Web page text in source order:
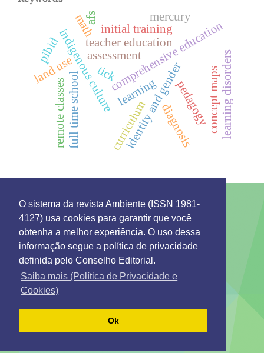
O sistema da revista Ambiente (ISSN 1981-
4127) usa cookies para garantir que você
obtenha a melhor experiência. O uso dessa
informação segue a política de privacidade
definida pelo Conselho Editorial.
Saiba mais (Política de Privacidade e
Cookies)
Ok
indigenous cultureidentity and gender
comprehensive education
full time school
teacher education
land use tick
pibid
pedagogy
remote classes
initial training
concept maps
learning
math
diagnosis learning disorders
assessment
curriculum
afs mercury
This work is licensed under a License
Creative
Commons Attribution 4.0 International.
Environment: Management and Development
Rua 7 de Setembro 231 - Bairro Canarinho ZIP Code.
69306-530
Tel. (95) 2121-0944
Emails: secretaria@remgads.uerr.edu.br
https://remgads.uerr.edu.br